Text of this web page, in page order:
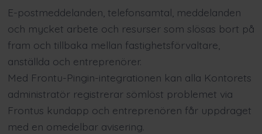
E-postmeddelanden, telefonsamtal, meddelanden
och mycket arbete och resurser som slösas bort på
fram och tillbaka mellan fastighetsförvaltare,
anställda och entreprenörer.
Med Frontu-Pingin-integrationen kan alla Kontorets
administratör registrerar sömlöst problemet via
Frontus kundapp och entreprenören får uppdraget
med en omedelbar avisering.